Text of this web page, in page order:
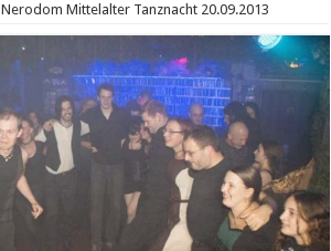
Nerodom Mittelalter Tanznacht 20.09.2013